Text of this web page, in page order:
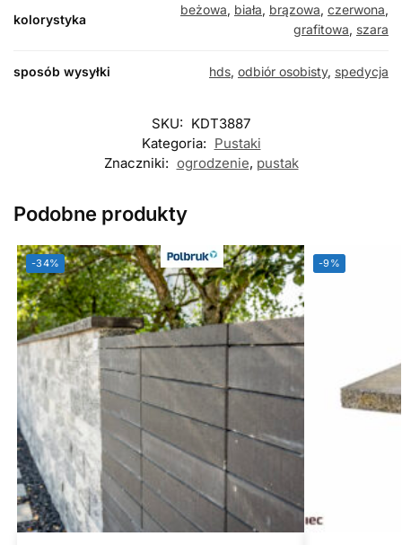
kolorystyka
beżowa, biała, brązowa, czerwona,
grafitowa, szara
sposób wysyłki hds, odbiór osobisty, spedycja
SKU: KDT3887
Kategoria: Pustaki
Znaczniki: ogrodzenie, pustak
Podobne produkty
-34% -9%